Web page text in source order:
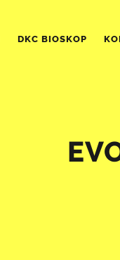
DKC BIOSKOP